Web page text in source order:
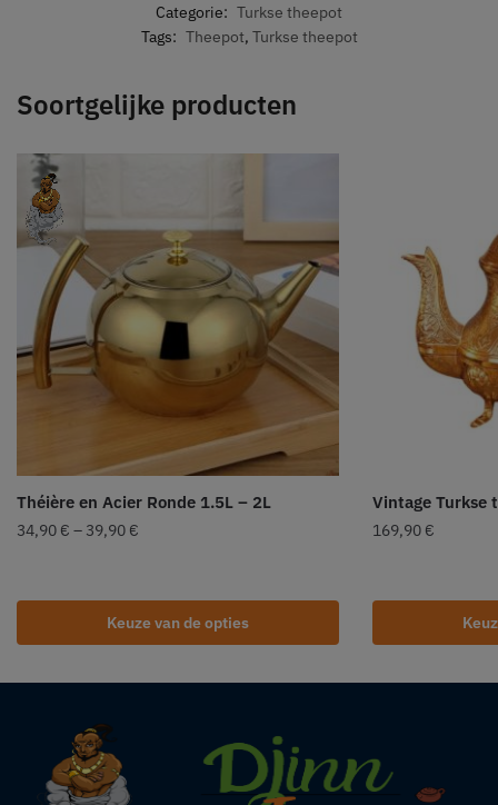
Categorie: Turkse theepot
Tags: Theepot, Turkse theepot
Soortgelijke producten
Théière en Acier Ronde 1.5L – 2L
34,90 € – 39,90 €
Keuze van de opties
Vintage Turkse
169,90 €